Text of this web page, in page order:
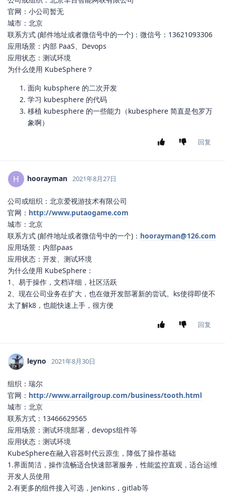
官网：小公司暂无
城市：北京
联系方式 (邮件地址或者微信号中的一个)：微信号：13621093306
应用场景：内部 PaaS、Devops
应用状态：测试环境
为什么使用 KubeSphere？
面向 kubsphere 的二次开发
学习 kubesphere 的代码
移植 kubesphere 的一些能力（kubesphere 简直是包罗万
象啊）
回复
H hoorayman 2021年8月27日
公司或组织：北京爱视游技术有限公司
官网： http://www.putaogame.com
城市：北京
联系方式 (邮件地址或者微信号中的一个)： hoorayman@126.com
应用场景：内部paas
应用状态：开发、测试环境
为什么使用 KubeSphere：
1、易于操作，文档详细，社区活跃
2、现在公司业务在扩大，也在做开发部署新的尝试。ks使得即使不
太了解k8，也能快速上手，很方便
回复
leyno 2021年8月30日
组织：瑞尔
官网： http://www.arrailgroup.com/business/tooth.html
城市：北京
联系方式：13466629565
应用场景：测试环境部署，devops组件等
应用状态：测试环境
KubeSphere在融入容器时代云原生，降低了操作基础
1.界面简洁，操作流畅适合快速部署服务，性能监控直观，适合运维
开发人员使用
2.有更多的组件接入可选，Jenkins，gitlab等